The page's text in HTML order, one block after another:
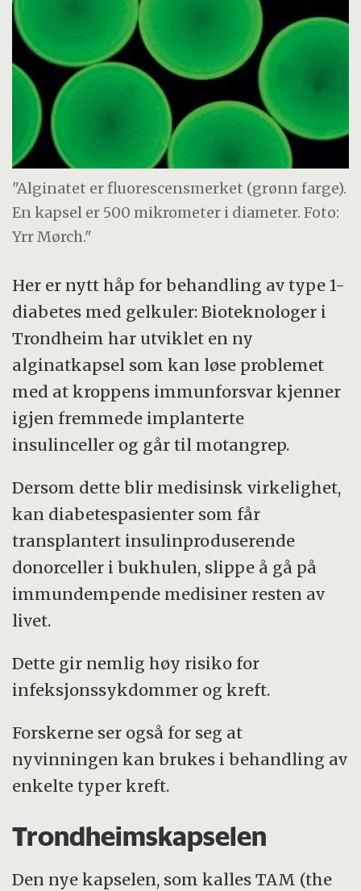
"Alginatet er fluorescensmerket (grønn farge).
En kapsel er 500 mikrometer i diameter. Foto:
Yrr Mørch."
Her er nytt håp for behandling av type 1-
diabetes med gelkuler: Bioteknologer i
Trondheim har utviklet en ny
alginatkapsel som kan løse problemet
med at kroppens immunforsvar kjenner
igjen fremmede implanterte
insulinceller og går til motangrep.
Dersom dette blir medisinsk virkelighet,
kan diabetespasienter som får
transplantert insulinproduserende
donorceller i bukhulen, slippe å gå på
immundempende medisiner resten av
livet.
Dette gir nemlig høy risiko for
infeksjonssykdommer og kreft.
Forskerne ser også for seg at
nyvinningen kan brukes i behandling av
enkelte typer kreft.
Trondheimskapselen
Den nye kapselen, som kalles TAM (the